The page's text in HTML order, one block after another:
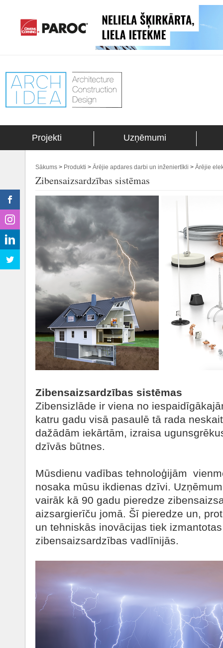
Projekti Uzņēmumi
Sākums > Produkti > Ārējie apdares darbi un inženiertīkli > Ārējie
Zibensaizsardzības sistēmas
Zibensaizsardzības sistēmas
Zibensizlāde ir viena no
katru gadu visā pasaulē tā rada
dažādām iekārtām, izraisa
dzīvās būtnes.
Mūsdienu vadības tehnoloģijām
nosaka mūsu ikdienas dzīvi.
vairāk kā 90 gadu pieredze
aizsargierīču jomā. Šī pieredze un,
un tehniskās inovācijas tiek
zibensaizsardzības vadlīnijās.